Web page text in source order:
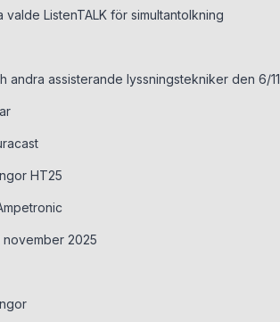
ListenTALK för simultantolkning
andra assisterande lyssningstekniker den 6/11
HT25
november 2025